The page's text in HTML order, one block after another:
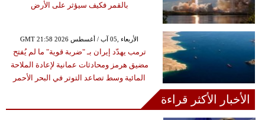
بالقمر فكيف سيؤثر على الأرض
GMT 21:58 2026 الأربعاء ,05 آب / أغسطس
ترمب يهدّد إيران بـ "ضربة قوية" ما لم يُفتح
مضيق هرمز ومحادثات عمانية لإعادة الملاحة
المائية وسط تصاعد التوتر في البحر الأحمر
الأخبار الأكثر قراءة